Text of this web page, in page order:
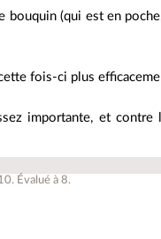
(qui est en
fois-ci plus
importante, et
. Évalué à8.